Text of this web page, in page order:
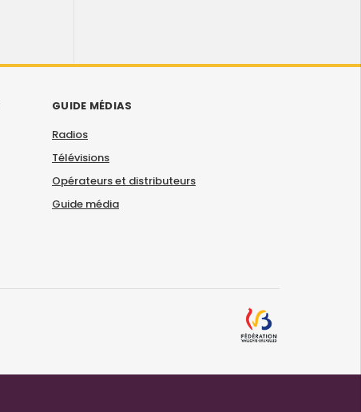
GUIDE MÉDIAS
Radios
Télévisions
Opérateurs et distributeurs
Guide média